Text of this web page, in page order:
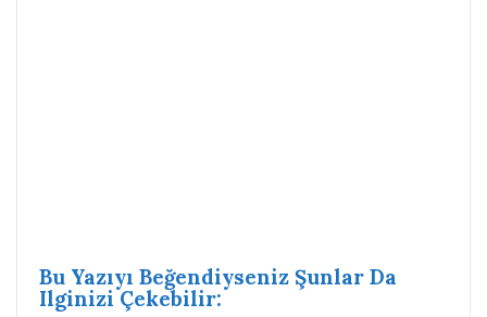
Bu Yazıyı Beğendiyseniz Şunlar Da
Ilginizi Çekebilir: